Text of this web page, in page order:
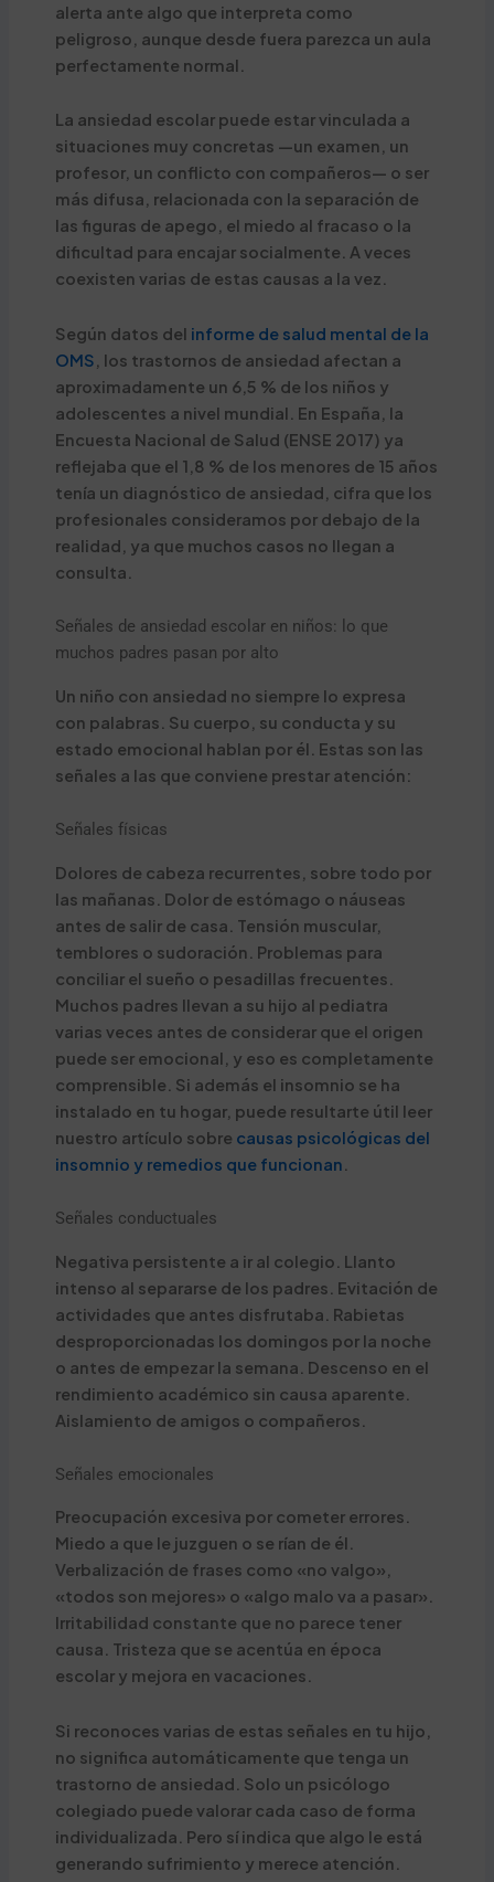
alerta ante algo que interpreta como
peligroso, aunque desde fuera parezca un aula
perfectamente normal.
La ansiedad escolar puede estar vinculada a
situaciones muy concretas —un examen, un
profesor, un conflicto con compañeros— o ser
más difusa, relacionada con la separación de
las figuras de apego, el miedo al fracaso o la
dificultad para encajar socialmente. A veces
coexisten varias de estas causas a la vez.
Según datos del informe de salud mental de la
OMS , los trastornos de ansiedad afectan a
aproximadamente un 6,5 % de los niños y
adolescentes a nivel mundial. En España, la
Encuesta Nacional de Salud (ENSE 2017) ya
reflejaba que el 1,8 % de los menores de 15 años
tenía un diagnóstico de ansiedad, cifra que los
profesionales consideramos por debajo de la
realidad, ya que muchos casos no llegan a
consulta.
Señales de ansiedad escolar en niños: lo que
muchos padres pasan por alto
Un niño con ansiedad no siempre lo expresa
con palabras. Su cuerpo, su conducta y su
estado emocional hablan por él. Estas son las
señales a las que conviene prestar atención:
Señales físicas
Dolores de cabeza recurrentes, sobre todo por
las mañanas. Dolor de estómago o náuseas
antes de salir de casa. Tensión muscular,
temblores o sudoración. Problemas para
conciliar el sueño o pesadillas frecuentes.
Muchos padres llevan a su hijo al pediatra
varias veces antes de considerar que el origen
puede ser emocional, y eso es completamente
comprensible. Si además el insomnio se ha
instalado en tu hogar, puede resultarte útil leer
nuestro artículo sobre causas psicológicas del
insomnio y remedios que funcionan
Señales conductuales
Negativa persistente a ir al colegio. Llanto
intenso al separarse de los padres. Evitación de
actividades que antes disfrutaba. Rabietas
desproporcionadas los domingos por la noche
o antes de empezar la semana. Descenso en el
rendimiento académico sin causa aparente.
Aislamiento de amigos o compañeros.
Señales emocionales
Preocupación excesiva por cometer errores.
Miedo a que le juzguen o se rían de él.
Verbalización de frases como «no valgo»,
«todos son mejores» o «algo malo va a pasar».
Irritabilidad constante que no parece tener
causa. Tristeza que se acentúa en época
escolar y mejora en vacaciones.
Si reconoces varias de estas señales en tu hijo,
no significa automáticamente que tenga un
trastorno de ansiedad. Solo un psicólogo
colegiado puede valorar cada caso de forma
individualizada. Pero sí indica que algo le está
generando sufrimiento y merece atención.